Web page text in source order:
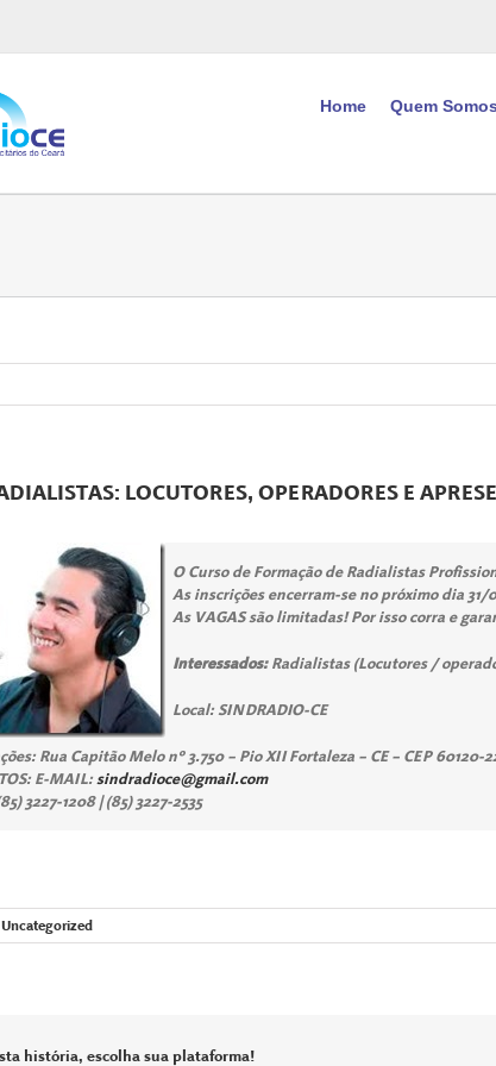
Home Quem Somos
LOCUTORES, OPERADORES E
O Curso de Formação de Radialistas
As inscrições encerram-se no próximo dia 31/
As VAGAS são limitadas! Por isso corra e
Interessados:Radialistas (Locutores /
Local: SINDRADIO-CE
Rua Capitão Melo nº 3.750 – Pio XII Fortaleza – CE – CEP 60120-
E-MAIL: sindradioce@gmail.com
3227-1208 | (85) 3227-2535
Uncategorized
história, escolha sua plataforma!